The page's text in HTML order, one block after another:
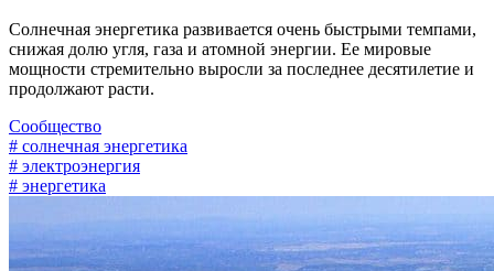
Солнечная энергетика развивается очень быстрыми темпами,
снижая долю угля, газа и атомной энергии. Ее мировые
мощности стремительно выросли за последнее десятилетие и
продолжают расти.
Сообщество
# солнечная энергетика
# электроэнергия
# энергетика